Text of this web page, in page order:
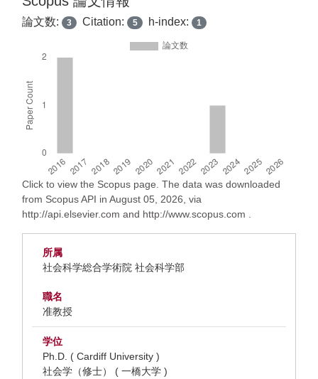
論文数: 3 Citation: 5 h-index: 1
Click to view the Scopus page. The data was downloaded
from Scopus API in August 05, 2026, via
http://api.elsevier.com and http://www.scopus.com .
所属
社会科学総合学術院 社会科学部
職名
准教授
学位
Ph.D. ( Cardiff University )
社会学（修士） ( 一橋大学 )